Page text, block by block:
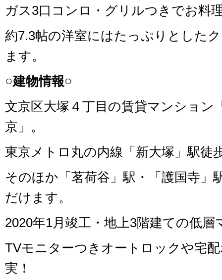
ガス3口コンロ・グリルつきでお料
約7.3帖の洋室にはたっぷりとした
ます。
○建物情報○
文京区大塚４丁目の賃貸マンション
京」。
東京メトロ丸の内線「新大塚」駅徒
そのほか「茗荷谷」駅・「護国寺」
だけます。
2020年1月竣工・地上3階建ての低
TVモニターつきオートロックや宅
実！